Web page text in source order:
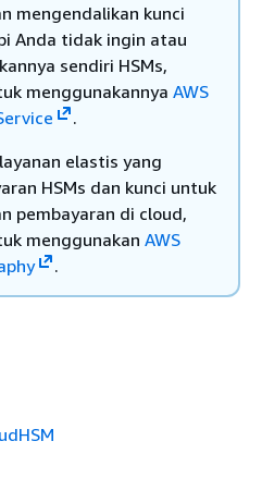
mengendalikan kunci
Anda tidak ingin atau
sendiri HSMs,
menggunakannya AWS
.
elastis yang
HSMs dan kunci untuk
pembayaran di cloud,
menggunakan AWS
.